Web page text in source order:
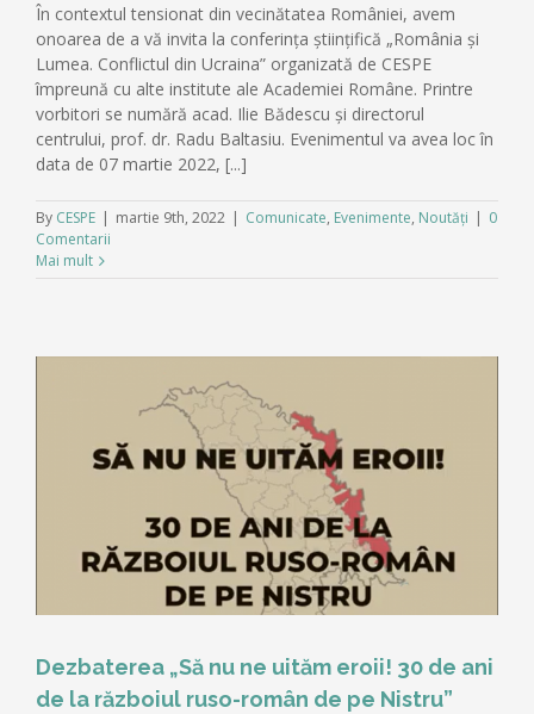
În contextul tensionat din vecinătatea României, avem
onoarea de a vă invita la conferința științifică „România și
Lumea. Conflictul din Ucraina” organizată de CESPE
împreună cu alte institute ale Academiei Române. Printre
vorbitori se numără acad. Ilie Bădescu și directorul
centrului, prof. dr. Radu Baltasiu. Evenimentul va avea loc în
data de 07 martie 2022, [...]
By CESPE | martie 9th, 2022 | Comunicate, Evenimente, Noutăți | 0
Comentarii
Mai mult
Dezbaterea „Să nu ne uităm eroii! 30 de ani
de la războiul ruso-român de pe Nistru”